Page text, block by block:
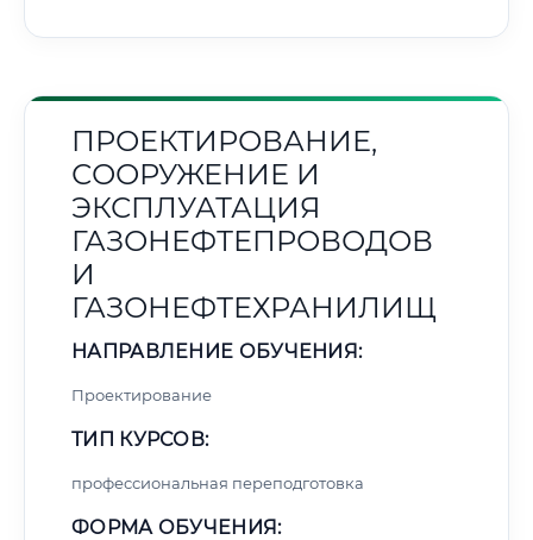
ПРОЕКТИРОВАНИЕ,
СООРУЖЕНИЕ И
ЭКСПЛУАТАЦИЯ
ГАЗОНЕФТЕПРОВОДОВ
И
ГАЗОНЕФТЕХРАНИЛИЩ
НАПРАВЛЕНИЕ ОБУЧЕНИЯ:
Проектирование
ТИП КУРСОВ:
профессиональная переподготовка
ФОРМА ОБУЧЕНИЯ: